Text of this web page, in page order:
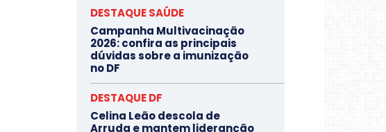
DESTAQUE SAÚDE
Campanha Multivacinação
2026: confira as principais
dúvidas sobre a imunização
no DF
DESTAQUE DF
Celina Leão descola de
Arruda e mantem lideranção